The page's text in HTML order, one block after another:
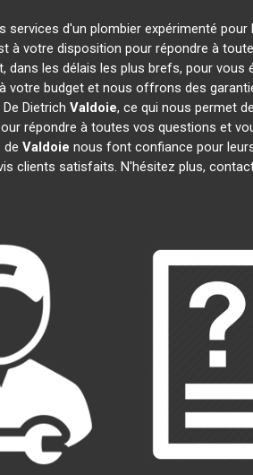
services d'un plombier expérimenté
à votre disposition pour répondre à
les délais les plus brefs, pour vous
budget et nous offrons des
Dietrich Valdoie, ce qui nous permet
répondre à toutes vos questions et
de Valdoie nous font confiance pour
clients satisfaits. N'hésitez plus,